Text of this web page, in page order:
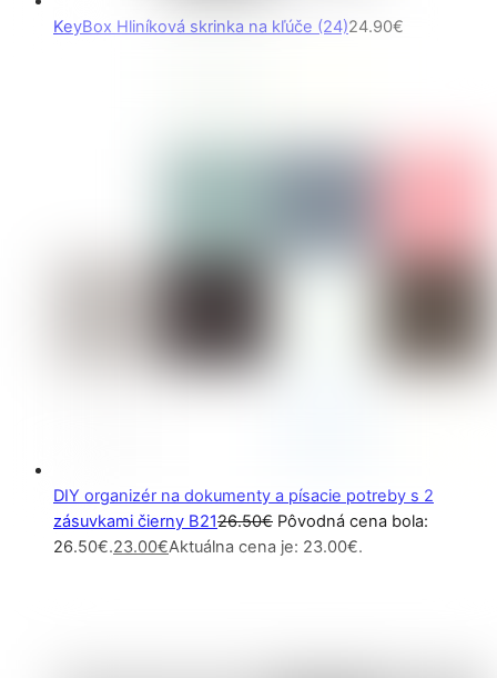
KeyBox Hliníková skrinka na kľúče (24)24.90€
DIY organizér na dokumenty a písacie potreby s 2
zásuvkami čierny B2126.50€ Pôvodná cena bola:
26.50€.23.00€Aktuálna cena je: 23.00€.